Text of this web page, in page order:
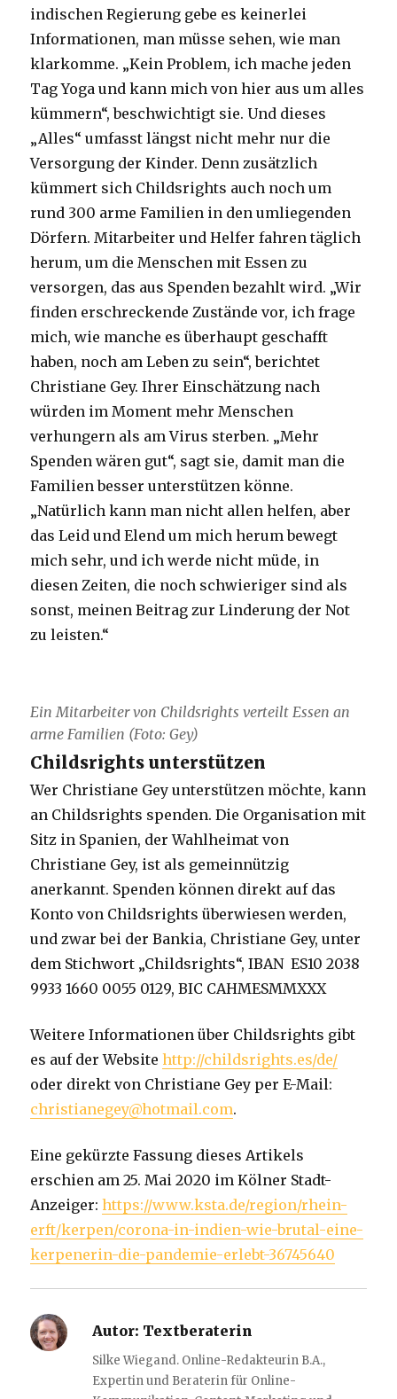
indischen Regierung gebe es keinerlei
Informationen, man müsse sehen, wie man
klarkomme. „Kein Problem, ich mache jeden
Tag Yoga und kann mich von hier aus um alles
kümmern“, beschwichtigt sie. Und dieses
„Alles“ umfasst längst nicht mehr nur die
Versorgung der Kinder. Denn zusätzlich
kümmert sich Childsrights auch noch um
rund 300 arme Familien in den umliegenden
Dörfern. Mitarbeiter und Helfer fahren täglich
herum, um die Menschen mit Essen zu
versorgen, das aus Spenden bezahlt wird. „Wir
finden erschreckende Zustände vor, ich frage
mich, wie manche es überhaupt geschafft
haben, noch am Leben zu sein“, berichtet
Christiane Gey. Ihrer Einschätzung nach
würden im Moment mehr Menschen
verhungern als am Virus sterben. „Mehr
Spenden wären gut“, sagt sie, damit man die
Familien besser unterstützen könne.
„Natürlich kann man nicht allen helfen, aber
das Leid und Elend um mich herum bewegt
mich sehr, und ich werde nicht müde, in
diesen Zeiten, die noch schwieriger sind als
sonst, meinen Beitrag zur Linderung der Not
zu leisten.“
Ein Mitarbeiter von Childsrights verteilt Essen an
arme Familien (Foto: Gey)
Childsrights unterstützen
Wer Christiane Gey unterstützen möchte, kann
an Childsrights spenden. Die Organisation mit
Sitz in Spanien, der Wahlheimat von
Christiane Gey, ist als gemeinnützig
anerkannt. Spenden können direkt auf das
Konto von Childsrights überwiesen werden,
und zwar bei der Bankia, Christiane Gey, unter
dem Stichwort „Childsrights“, IBAN ES10 2038
9933 1660 0055 0129, BIC CAHMESMMXXX
Weitere Informationen über Childsrights gibt
es auf der Websitehttp://childsrights.es/de/
oder direkt von Christiane Gey per E-Mail:
christianegey@hotmail.com.
Eine gekürzte Fassung dieses Artikels
erschien am 25. Mai 2020 im Kölner Stadt-
Anzeiger:https://www.ksta.de/region/rhein-
erft/kerpen/corona-in-indien-wie-brutal-eine-
kerpenerin-die-pandemie-erlebt-36745640
Autor: Textberaterin
Silke Wiegand. Online-Redakteurin B.A.,
Expertin und Beraterin für Online-